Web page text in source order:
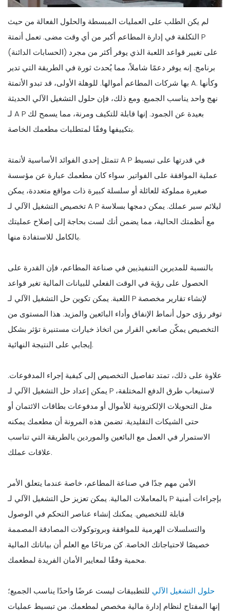
لم يكن الطلب على العمليات المبسطة والحلول الفعالة من حيث
التكلفة في إدارة المطاعم أكبر من أي وقت مضى. تعمل أتمتة P
(الحسابات الدائنة) على تغيير قواعد اللعبة الذي يوفر أكثر من مجرد
برنامج. إنه يوفر دعمًا شاملاً، مما يُحدث ثورة في الطريقة التي تدير
بها شركات المطاعم أموالها. للوهلة الأولى، قد تبدو الأتمتة A. وكأنها
نهج واحد يناسب الجميع. ومع ذلك، فإن حلول التشغيل الآلي الحديثة
لـ A P بعيدة عن الجمود. إنها قابلة للتكيف ومرنة، مما يسمح لك
بتكييفها وفقًا لمتطلبات مطعمك الخاصة.
تتمثل إحدى الفوائد الأساسية لأتمتة A P في قدرتها على تبسيط
عملية الموافقة على الفواتير. سواء كان مطعمك عبارة عن مؤسسة
صغيرة مملوكة للعائلة أو سلسلة كبيرة ذات مواقع متعددة، يمكن
تخصيص التشغيل الآلي لـ A P ليلائم سير عملك. يمكن دمجها بسلاسة
مع أنظمتك الحالية، مما يضمن أنك لست بحاجة إلى إصلاح عمليتك
بالكامل للاستفادة منها.
بالنسبة للمديرين التنفيذيين في صناعة المطاعم، فإن القدرة على
الحصول على رؤية في الوقت الفعلي للبيانات المالية تغير قواعد
اللعبة. يمكن تكوين حل التشغيل الآلي لـ P لإنشاء تقارير مخصصة
توفر رؤى حول أنماط الإنفاق وأداء البائعين والمزيد. هذا المستوى من
التخصيص يمكّن صانعي القرار من اتخاذ خيارات مستنيرة تؤثر بشكل
إيجابي على النتيجة النهائية.
علاوة على ذلك، تمتد تفاصيل التخصيص إلى كيفية إجراء المدفوعات.
يمكن إعداد حل التشغيل الآلي لـ P لاستيعاب طرق الدفع المختلفة،
مثل التحويلات الإلكترونية للأموال أو مدفوعات بطاقات الائتمان أو
حتى الشيكات التقليدية. تضمن هذه المرونة أن مطعمك يمكنه
الاستمرار في العمل مع البائعين والموردين بالطريقة التي تناسب
علاقات عملك.
الأمن مهم جدًا في صناعة المطاعم، خاصة عندما يتعلق الأمر
بالمعاملات المالية. يمكن تعزيز حل التشغيل الآلي لـ P بإجراءات أمنية
قابلة للتخصيص. يمكنك إنشاء عناصر التحكم في الوصول
والتسلسلات الهرمية للموافقة وبروتوكولات المصادقة المصممة
خصيصًا لاحتياجاتك الخاصة. كن مرتاحًا مع العلم أن بياناتك المالية
محمية وفقًا لمعايير الأمان الفريدة لمطعمك.
حلول التشغيل الآلي للتطبيقات ليست عرضًا واحدًا يناسب الجميع؛
إنها المفتاح لنظام إدارة مالية مخصص لمطعمك. من تبسيط عمليات